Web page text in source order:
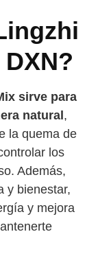
sirve para
natural,
la quema de
los
Además,
y bienestar,
y mejora